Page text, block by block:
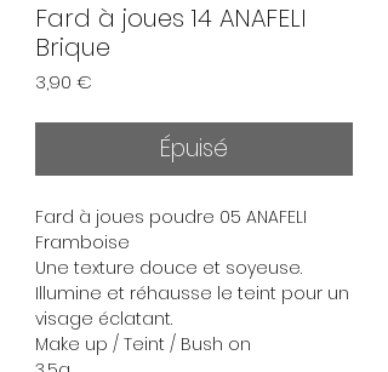
Fard à joues 14 ANAFELI
Brique
3,90 €
Épuisé
Fard à joues poudre 05 ANAFELI
Framboise
Une texture douce et soyeuse.
Illumine et réhausse le teint pour un
visage éclatant.
Make up / Teint / Bush on